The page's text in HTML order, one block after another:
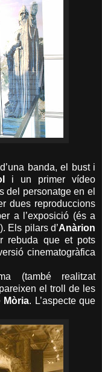
banda, el bust i
i un primer vídeo
del personatge en el
dues reproduccions
a l’exposició (és a
Els pilars d’Anàrion
rebuda que et pots
cinematogràfica
(també realitzat
el troll de les
Mòria. L’aspecte que